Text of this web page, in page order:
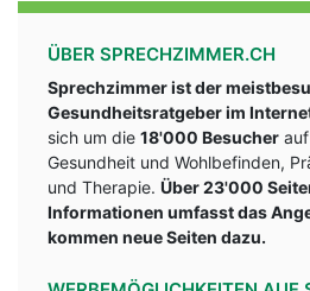
ÜBER SPRECHZIMMER.CH
Sprechzimmer ist der
Gesundheitsratgeber im
sich um die 18'000 Besucher
Gesundheit und Wohlbefinden,
und Therapie. Über 23'000
Informationen umfasst das
kommen neue Seiten dazu.